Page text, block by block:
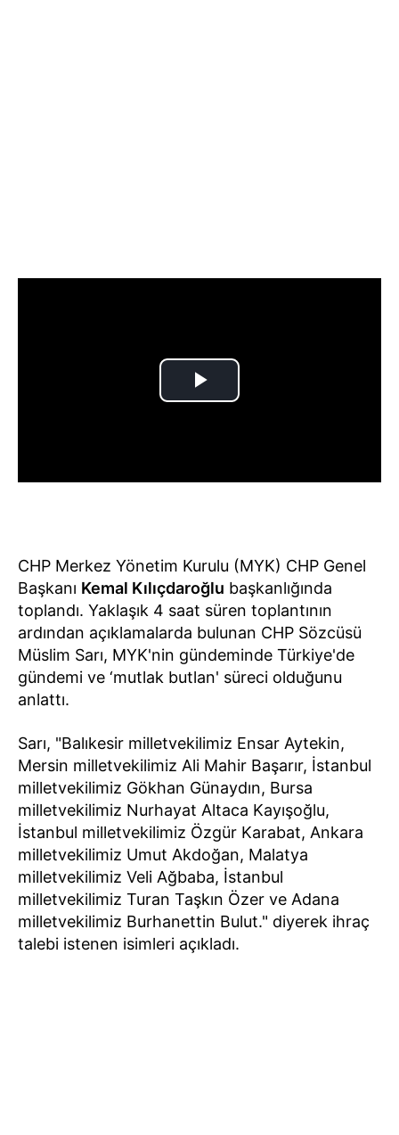
CHP Merkez Yönetim Kurulu (MYK) CHP Genel
Başkanı Kemal Kılıçdaroğlu başkanlığında
toplandı. Yaklaşık 4 saat süren toplantının
ardından açıklamalarda bulunan CHP Sözcüsü
Müslim Sarı, MYK'nin gündeminde Türkiye'de
gündemi ve ‘mutlak butlan' süreci olduğunu
anlattı.
Sarı, "Balıkesir milletvekilimiz Ensar Aytekin,
Mersin milletvekilimiz Ali Mahir Başarır, İstanbul
milletvekilimiz Gökhan Günaydın, Bursa
milletvekilimiz Nurhayat Altaca Kayışoğlu,
İstanbul milletvekilimiz Özgür Karabat, Ankara
milletvekilimiz Umut Akdoğan, Malatya
milletvekilimiz Veli Ağbaba, İstanbul
milletvekilimiz Turan Taşkın Özer ve Adana
milletvekilimiz Burhanettin Bulut." diyerek ihraç
talebi istenen isimleri açıkladı.